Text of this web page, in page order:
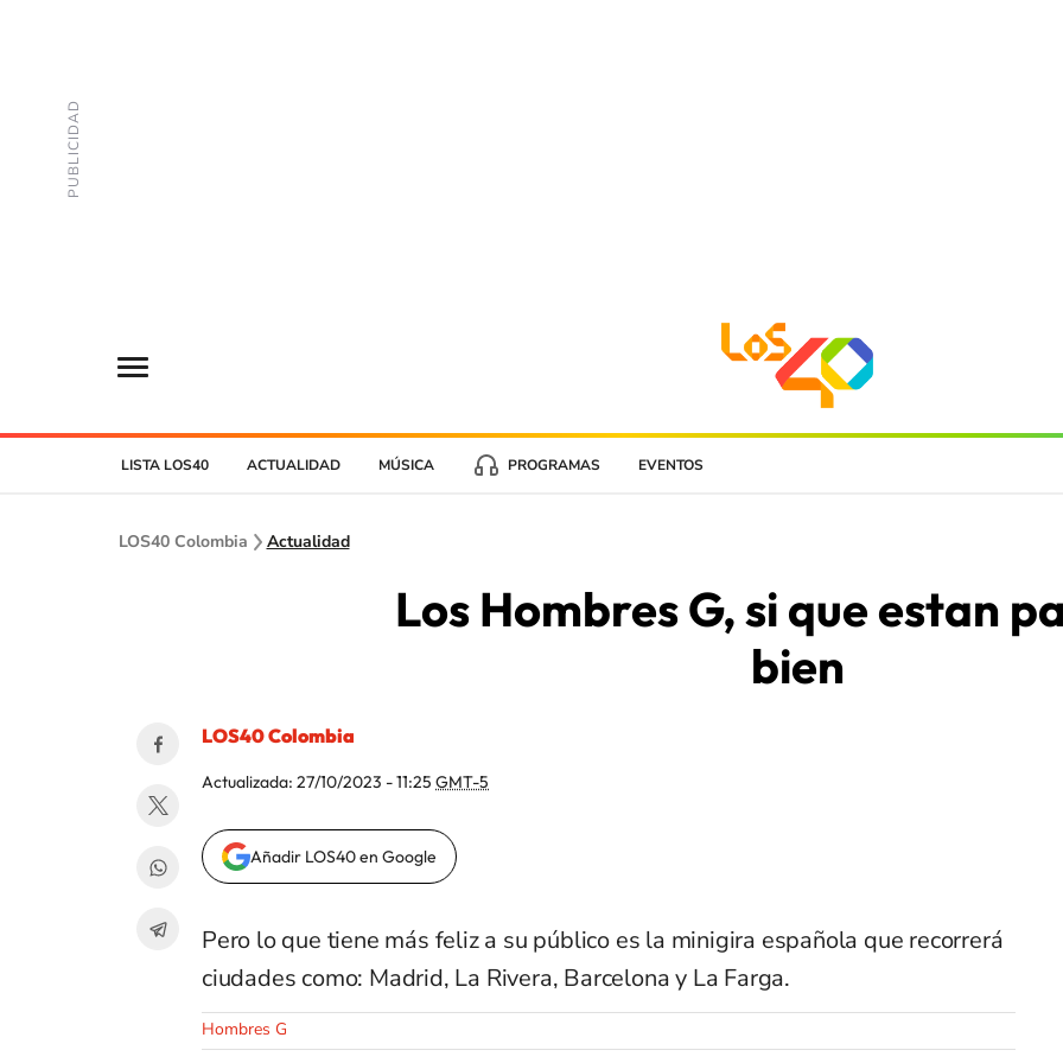
LISTA LOS40 ACTUALIDAD MÚSICA PROGRAMAS EVENTOS
LOS40 Colombia Actualidad
Los Hombres G, si que estan
bien
LOS40 Colombia
Actualizada: 27/10/2023 - 11:25 GMT-5
Añadir LOS40 en Google
Pero lo que tiene más feliz a su público es la minigira española que recorrerá
ciudades como: Madrid, La Rivera, Barcelona y La Farga.
Hombres G